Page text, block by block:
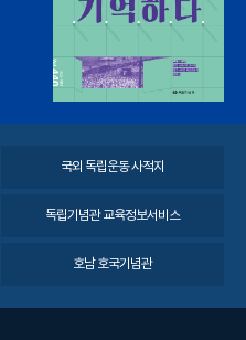
국외 독립운동 사적지
독립기념관 교육정보서비스
호남 호국기념관